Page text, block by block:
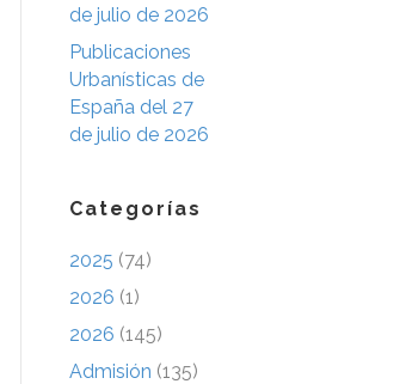
de julio de 2026
Publicaciones
Urbanísticas de
España del 27
de julio de 2026
Categorías
2025 (74)
2026 (1)
2026 (145)
Admisión (135)